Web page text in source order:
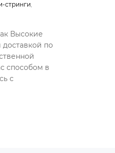
стринги,
Высокие
по
способом в
с